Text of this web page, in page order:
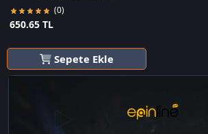
(0)
650.65 TL
Sepete Ekle